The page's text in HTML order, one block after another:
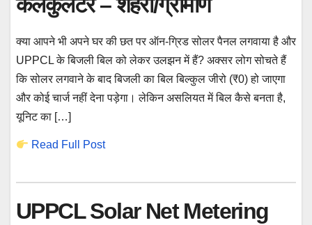
कैलकुलेटर – शहरी/ग्रामीण
क्या आपने भी अपने घर की छत पर ऑन-ग्रिड सोलर पैनल लगवाया है और
UPPCL के बिजली बिल को लेकर उलझन में हैं? अक्सर लोग सोचते हैं
कि सोलर लगवाने के बाद बिजली का बिल बिल्कुल जीरो (₹0) हो जाएगा
और कोई चार्ज नहीं देना पड़ेगा। लेकिन असलियत में बिल कैसे बनता है,
यूनिट का […]
Read Full Post
UPPCL Solar Net Metering